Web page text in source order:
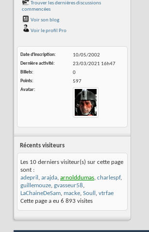
Trouver les dernières discussions
commencées
Voir son blog
Voir le profil Pro
Date d'inscription
10/05/2002
Dernière activité
23/03/2021 16h47
Billets
0
Points
597
Avatar
Récents visiteurs
Les 10 derniers visiteur(s) sur cette page
sont :
adepril , arajda, arnolddumas, charlespf,
guillemouze, gvasseur58,
LaChaineDeSam, macke, Soull , vtrfae
Cette page a eu 6 893 visites